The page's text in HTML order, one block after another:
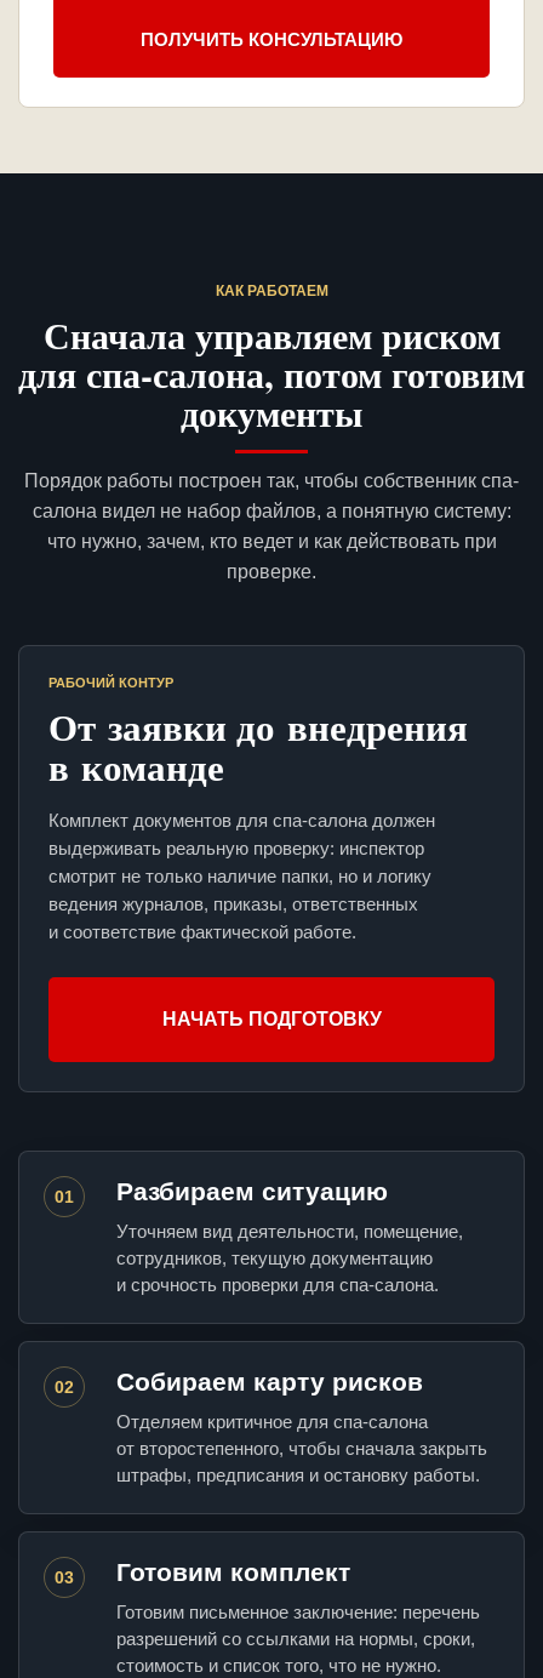
ПОЛУЧИТЬ КОНСУЛЬТАЦИЮ
КАК РАБОТАЕМ
Сначала управляем риском
для спа-салона, потом готовим
документы
Порядок работы построен так, чтобы собственник спа-
салона видел не набор файлов, а понятную систему:
что нужно, зачем, кто ведет и как действовать при
проверке.
РАБОЧИЙ КОНТУР
От заявки до внедрения
в команде
Комплект документов для спа-салона должен
выдерживать реальную проверку: инспектор
смотрит не только наличие папки, но и логику
ведения журналов, приказы, ответственных
и соответствие фактической работе.
НАЧАТЬ ПОДГОТОВКУ
01 Разбираем ситуацию
Уточняем вид деятельности, помещение,
сотрудников, текущую документацию
и срочность проверки для спа-салона.
02 Собираем карту рисков
Отделяем критичное для спа-салона
от второстепенного, чтобы сначала закрыть
штрафы, предписания и остановку работы.
03 Готовим комплект
Готовим письменное заключение: перечень
разрешений со ссылками на нормы, сроки,
стоимость и список того, что не нужно.